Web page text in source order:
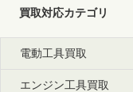
買取対応カテゴリ
電動工具買取
エンジン工具買取